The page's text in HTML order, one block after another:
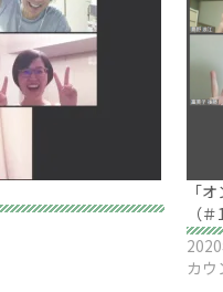
「
（
カウ